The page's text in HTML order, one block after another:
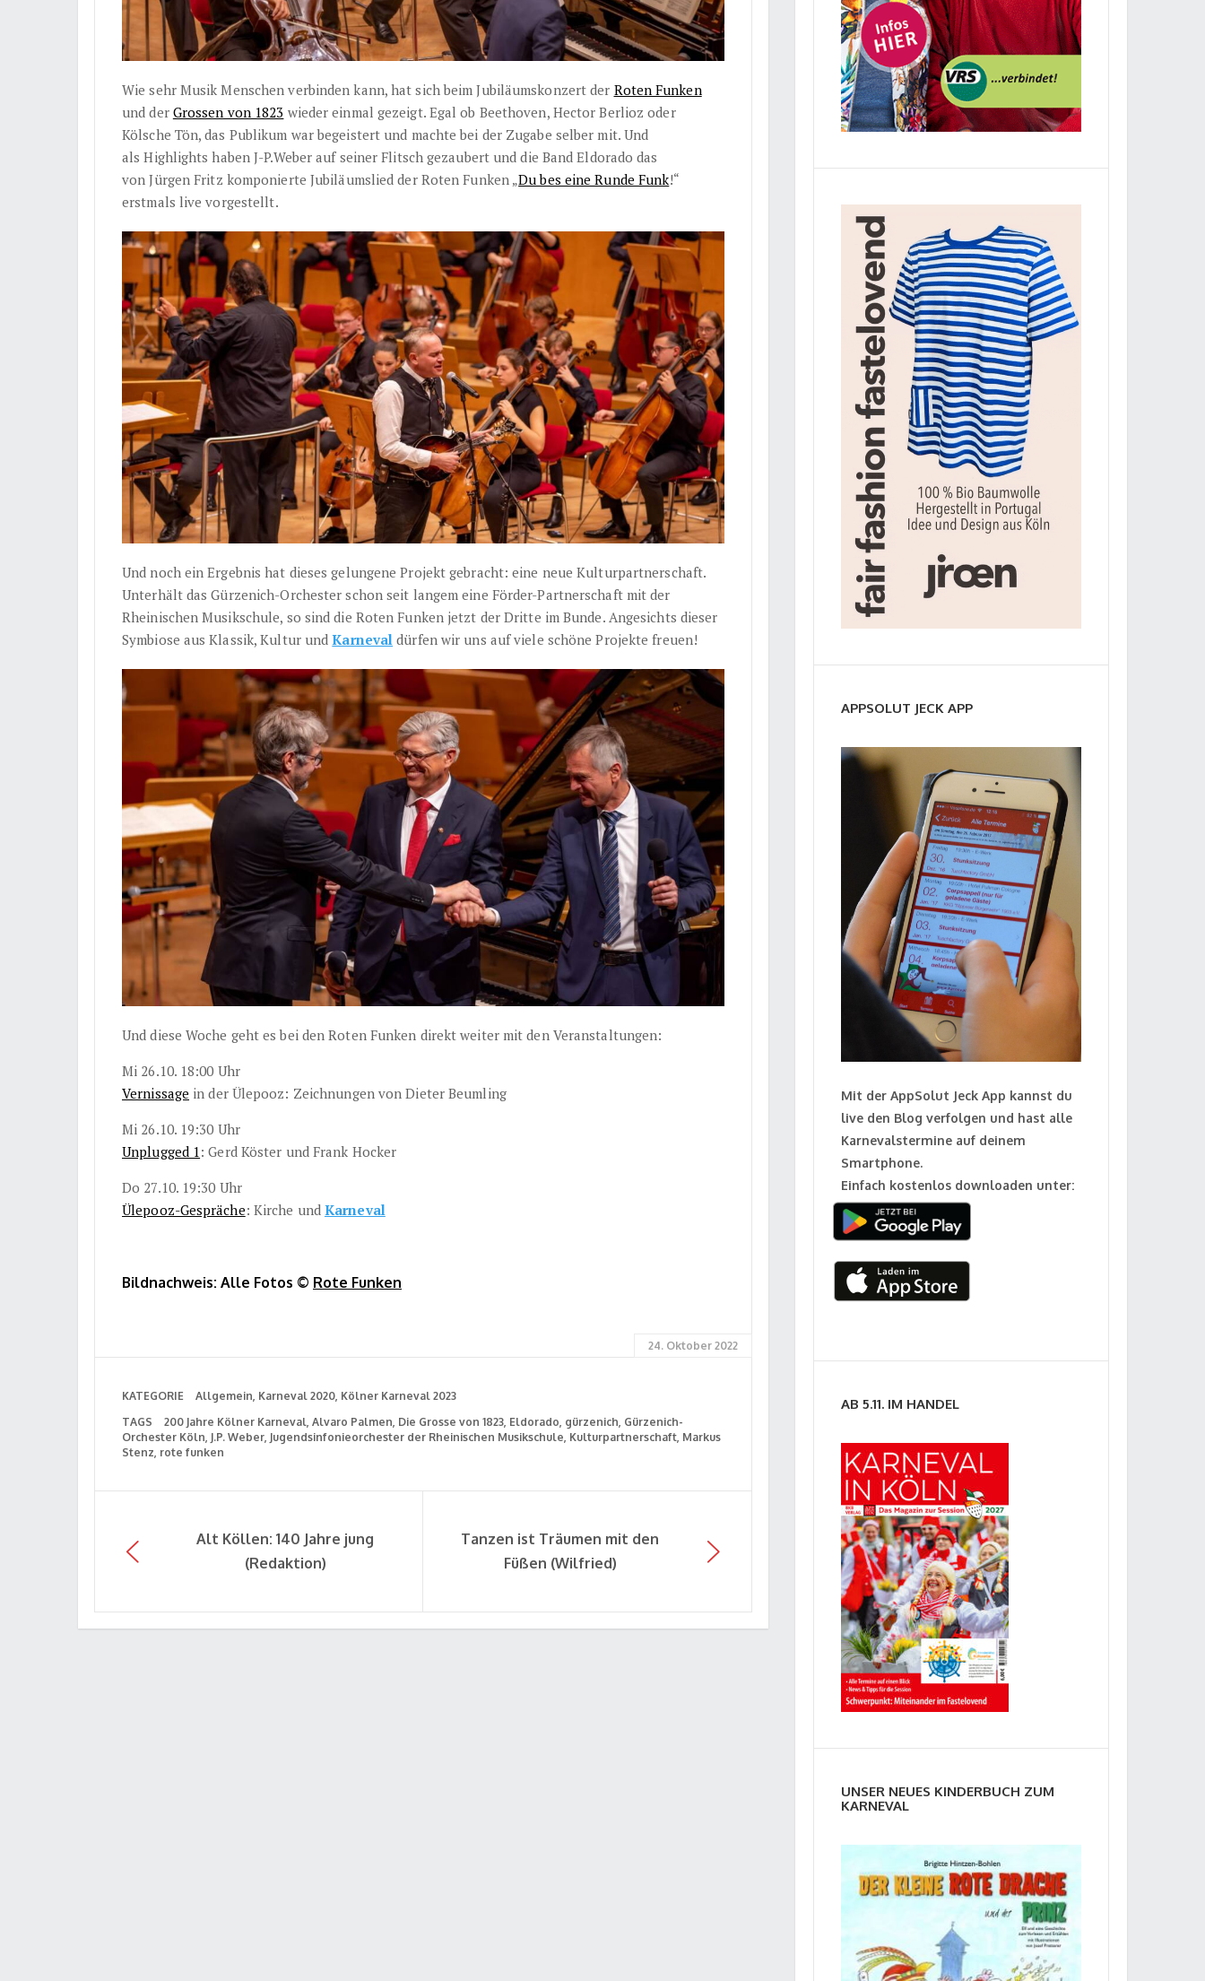
Wie sehr Musik Menschen verbinden kann, hat sich beim Jubiläumskonzert der Roten Funken
und der Grossen von 1823 wieder einmal gezeigt. Egal ob Beethoven, Hector Berlioz oder
Kölsche Tön, das Publikum war begeistert und machte bei der Zugabe selber mit. Und
als Highlights haben J-P.Weber auf seiner Flitsch gezaubert und die Band Eldorado das
vonJürgen Fritz komponierte Jubiläumslied der Roten Funken „Du bes eine Runde Funk!“
erstmals live vorgestellt.
Und noch ein Ergebnis hat dieses gelungene Projekt gebracht: eine neue Kulturpartnerschaft.
Unterhält das Gürzenich-Orchester schon seit langem eine Förder-Partnerschaft mit der
Rheinischen Musikschule, so sind die Roten Funken jetzt der Dritte im Bunde. Angesichts dieser
Symbiose aus Klassik, Kultur undKarneval dürfen wir uns auf viele schöne Projekte freuen!
Und diese Woche geht es bei den Roten Funken direkt weiter mit den Veranstaltungen:
Mi 26.10. 18:00 Uhr
Vernissage in der Ülepooz: Zeichnungen von Dieter Beumling
Mi 26.10. 19:30 Uhr
Unplugged 1 : Gerd Köster und Frank Hocker
Do 27.10. 19:30 Uhr
Ülepooz-Gespräche: Kirche undKarneval
Bildnachweis: Alle Fotos © Rote Funken
24. Oktober 2022
KATEGORIE Allgemein Karneval 2020 Kölner Karneval 2023
TAGS
200 Jahre Kölner Karneval Alvaro Palmen Die Grosse von 1823 Eldorado gürzenich Gürzenich-
Orchester Köln J.P. Weber Jugendsinfonieorchester der Rheinischen Musikschule Kulturpartnerschaft Markus
Stenz rote funken
Alt Köllen: 140 Jahre jung
(Redaktion)
Tanzen ist Träumen mit den
Füßen (Wilfried)
APPSOLUT JECK APP
Mit der AppSolut Jeck App kannst du
live den Blog verfolgen und hast alle
Karnevalstermine auf deinem
Smartphone.
Einfach kostenlos downloaden unter:
AB 5.11. IM HANDEL
UNSER NEUES KINDERBUCH ZUM
KARNEVAL